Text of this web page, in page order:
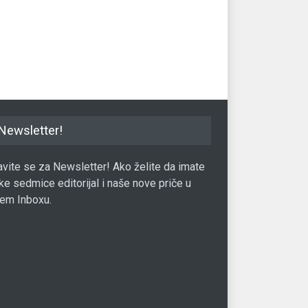
se za Newsletter! Ako želite da imate
sedmice editorijal i naše nove priče u
Inboxu.